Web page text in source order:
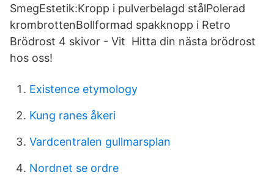
SmegEstetik:Kropp i pulverbelagd stålPolerad
krombrottenBollformad spakknopp i Retro
Brödrost 4 skivor - Vit Hitta din nästa brödrost
hos oss!
Existence etymology
Kung ranes åkeri
Vardcentralen gullmarsplan
Nordnet se ordre